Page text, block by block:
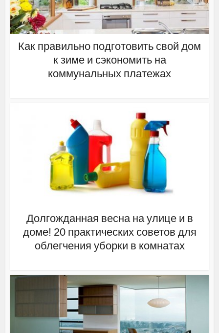
Как правильно подготовить свой дом
к зиме и сэкономить на
коммунальных платежах
Долгожданная весна на улице и в
доме! 20 практических советов для
облегчения уборки в комнатах